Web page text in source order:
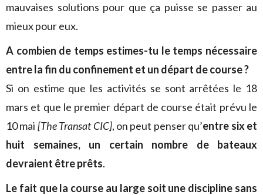
mauvaises solutions pour que ça puisse se passer au
mieux pour eux.
A combien de temps estimes-tu le temps nécessaire
entre la fin du confinement et un départ de course ?
Si on estime que les activités se sont arrêtées le 18
mars et que le premier départ de course était prévu le
10 mai [The Transat CIC], on peut penser qu’entre six et
huit semaines, un certain nombre de bateaux
devraient être prêts.
Le fait que la course au large soit une discipline sans